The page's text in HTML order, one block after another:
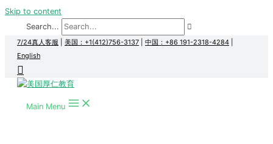
Skip to content
Search...
7/24真人客服 美国：+1(412)756-3137 中国：+86 191-2318-4284
English
Main Menu